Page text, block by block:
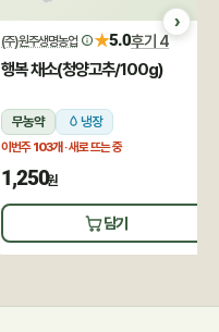
(주)원주생명농업 ★5.0후기 4
행복 채소(청양고추/100g)
무농약 냉장
이번주103개 · 새로 뜨는 중
1,250원
담기